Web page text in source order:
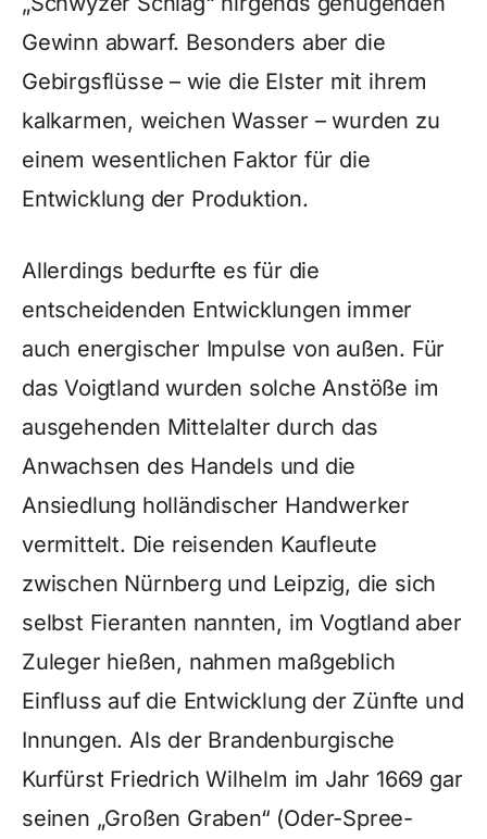
Gewinn abwarf. Besonders aber die
Gebirgsflüsse – wie die Elster mit ihrem
kalkarmen, weichen Wasser – wurden zu
einem wesentlichen Faktor für die
Entwicklung der Produktion.
Allerdings bedurfte es für die
entscheidenden Entwicklungen immer
auch energischer Impulse von außen. Für
das Voigtland wurden solche Anstöße im
ausgehenden Mittelalter durch das
Anwachsen des Handels und die
Ansiedlung holländischer Handwerker
vermittelt. Die reisenden Kaufleute
zwischen Nürnberg und Leipzig, die sich
selbst Fieranten nannten, im Vogtland aber
Zuleger hießen, nahmen maßgeblich
Einfluss auf die Entwicklung der Zünfte und
Innungen. Als der Brandenburgische
Kurfürst Friedrich Wilhelm im Jahr 1669 gar
seinen „Großen Graben“ (Oder-Spree-